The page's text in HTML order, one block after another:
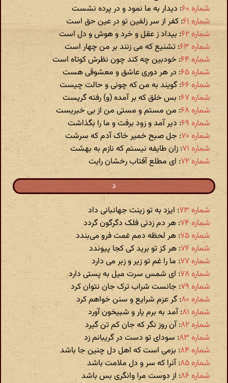
شماره ۶۰
: دیدار به ما نمود و در پرده نشست
شماره ۶۱ : کفر از سر زلفین تو در عین حق است
شماره ۶۲
: بیداد ز عقل و خرد و هوش و دل است
شماره ۶۳
: تشنیع که می زنند بر من چهار است
شماره ۶۴
: خودبین چه کند چون نظرش کوتاه است
شماره ۶۵
: در هر دوری عاشق و معشوقی هست
شماره ۶۶
: گویند به من که چونی و حالت چیست
شماره ۶۷
: بس خلق که بر آمده (و) رفته گریست
شماره ۶۸
: من مستم و مستی من از بی خبریست
شماره ۶۹
: دیر آمد و زود برفت و ما را بگذاشت
شماره ۷۰
: جل صبح خمیر خاک آدم که سرشت
شماره ۷۱
: زان طایفه نیستم که نازم به بهشت
شماره ۷۲
: ای مطلع آفتاب رخشان رایت
د
شماره ۷۳
: ایزد به تو زینت جهانبانی داد
شماره ۷۴
: هر دم زدنی فلک دگرگون گردد
شماره ۷۵
: هر لحظه دمم غمت فرو می‌بندد
شماره ۷۶
: هر کز تو برید کی کجا پیوندد
شماره ۷۷
: ما را غم تو زیر و زبر می دارد
شماره ۷۸
: ای شمس سرت میل به پستی دارد
شماره ۷۹
: جانست شراب ترک جان نتوان کرد
شماره ۸۰
: گر عزم شرایع و سنن خواهم کرد
شماره ۸۱
: آمد به برم یار و شبیخون آورد
شماره ۸۲
: آن روز نگر که جان کم تن گیرد
شماره ۸۳
: سودای تو دست در گریبانم زد
شماره ۸۴
: بزمی است که اهل دل چنین جا باشد
شماره ۸۵
: آنرا که سر و دل ملامت باشد
شماره ۸۶
: از دوست مرا وانگری بس باشد